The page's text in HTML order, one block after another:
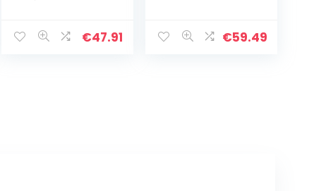
aan de
€47.91 €59.49